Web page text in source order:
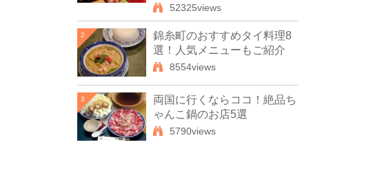
52325views
2
錦糸町のおすすめタイ料理8
選！人気メニューもご紹介
8554views
3
両国に行くならココ！絶品ち
ゃんこ鍋のお店5選
5790views